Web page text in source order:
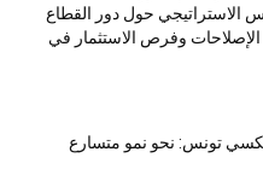
الاستراتيجي حول دور القطاع
وفرص الاستثمار في
تونس: نحو نمو متسارع